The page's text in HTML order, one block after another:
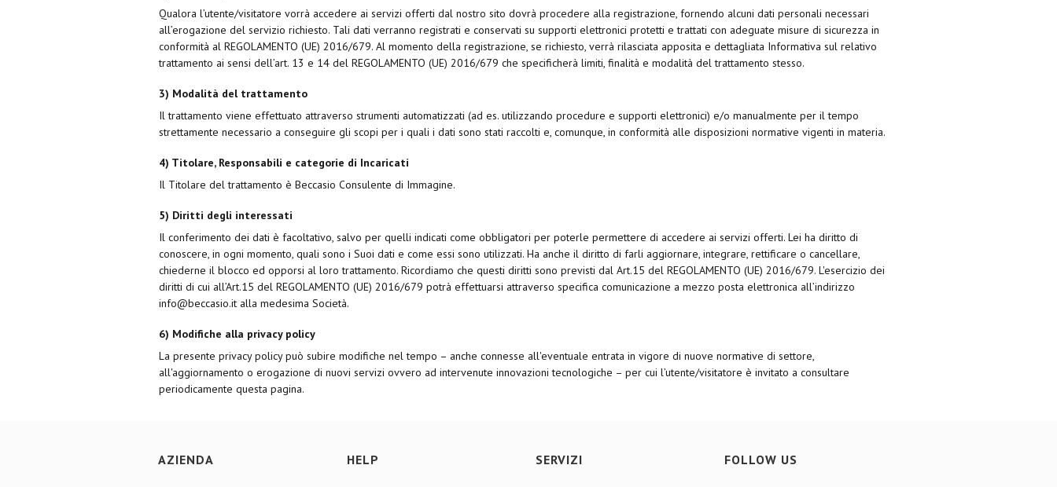
Qualora l’utente/visitatore vorrà accedere ai servizi offerti dal nostro sito dovrà procedere alla registrazione, fornendo alcuni dati personali necessari
all’erogazione del servizio richiesto. Tali dati verranno registrati e conservati su supporti elettronici protetti e trattati con adeguate misure di sicurezza in
conformità al REGOLAMENTO (UE) 2016/679. Al momento della registrazione, se richiesto, verrà rilasciata apposita e dettagliata Informativa sul relativo
trattamento ai sensi dell’art. 13 e 14 del REGOLAMENTO (UE) 2016/679 che specificherà limiti, finalità e modalità del trattamento stesso.
3) Modalità del trattamento
Il trattamento viene effettuato attraverso strumenti automatizzati (ad es. utilizzando procedure e supporti elettronici) e/o manualmente per il tempo
strettamente necessario a conseguire gli scopi per i quali i dati sono stati raccolti e, comunque, in conformità alle disposizioni normative vigenti in materia.
4) Titolare, Responsabili e categorie di Incaricati
Il Titolare del trattamento è Beccasio Consulente di Immagine.
5) Diritti degli interessati
Il conferimento dei dati è facoltativo, salvo per quelli indicati come obbligatori per poterle permettere di accedere ai servizi offerti. Lei ha diritto di
conoscere, in ogni momento, quali sono i Suoi dati e come essi sono utilizzati. Ha anche il diritto di farli aggiornare, integrare, rettificare o cancellare,
chiederne il blocco ed opporsi al loro trattamento. Ricordiamo che questi diritti sono previsti dal Art.15 del REGOLAMENTO (UE) 2016/679. L'esercizio dei
diritti di cui all’Art.15 del REGOLAMENTO (UE) 2016/679 potrà effettuarsi attraverso specifica comunicazione a mezzo posta elettronica all’indirizzo
info@beccasio.it alla medesima Società.
6) Modifiche alla privacy policy
La presente privacy policy può subire modifiche nel tempo – anche connesse all'eventuale entrata in vigore di nuove normative di settore,
all'aggiornamento o erogazione di nuovi servizi ovvero ad intervenute innovazioni tecnologiche – per cui l’utente/visitatore è invitato a consultare
periodicamente questa pagina.
AZIENDA HELP SERVIZI FOLLOW US